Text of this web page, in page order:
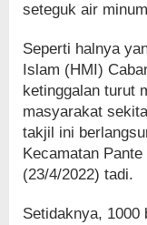
seteguk air
Seperti halnya
Islam (HMI)
ketinggalan turut
masyarakat
takjil ini
Kecamatan
(23/4/2022) tadi.
Setidaknya,